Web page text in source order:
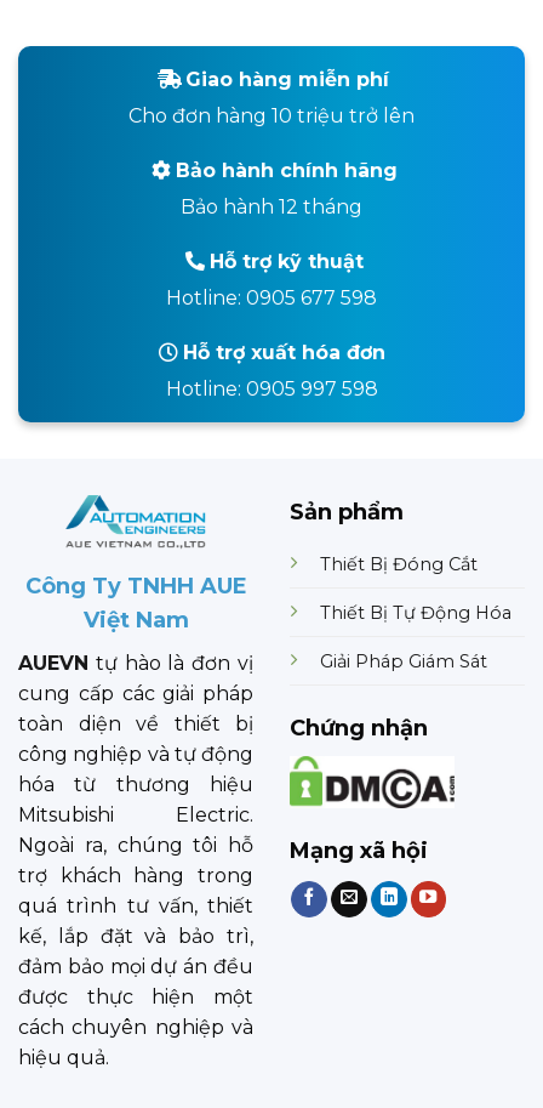
Giao hàng miễn phí
Cho đơn hàng 10 triệu trở lên
Bảo hành chính hãng
Bảo hành 12 tháng
Hỗ trợ kỹ thuật
Hotline: 0905 677 598
Hỗ trợ xuất hóa đơn
Hotline: 0905 997 598
Công Ty TNHH AUE
Việt Nam
AUEVN tự hào là đơn vị
cung cấp các giải pháp
toàn diện về thiết bị
công nghiệp và tự động
hóa từ thương hiệu
Mitsubishi Electric.
Ngoài ra, chúng tôi hỗ
trợ khách hàng trong
quá trình tư vấn, thiết
kế, lắp đặt và bảo trì,
đảm bảo mọi dự án đều
được thực hiện một
cách chuyên nghiệp và
hiệu quả.
Sản phẩm
Thiết Bị Đóng Cắt
Thiết Bị Tự Động Hóa
Giải Pháp Giám Sát
Chứng nhận
Mạng xã hội